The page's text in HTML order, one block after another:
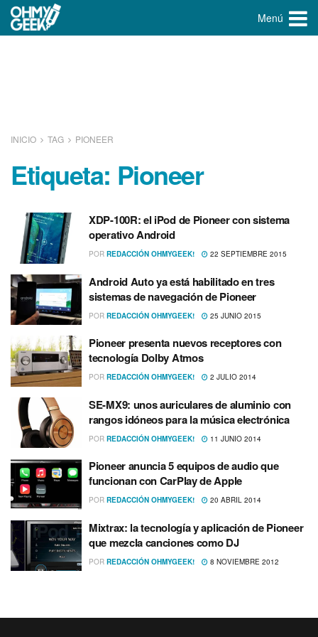
Menú
INICIO TAG PIONEER
Etiqueta: Pioneer
XDP-100R: el iPod de Pioneer con sistema
operativo Android
POR REDACCIÓN OHMYGEEK! 22 SEPTIEMBRE 2015
Android Auto ya está habilitado en tres
sistemas de navegación de Pioneer
POR REDACCIÓN OHMYGEEK! 25 JUNIO 2015
Pioneer presenta nuevos receptores con
tecnologí­a Dolby Atmos
POR REDACCIÓN OHMYGEEK! 2 JULIO 2014
SE-MX9: unos auriculares de aluminio con
rangos idóneos para la música electrónica
POR REDACCIÓN OHMYGEEK! 11 JUNIO 2014
Pioneer anuncia 5 equipos de audio que
funcionan con CarPlay de Apple
POR REDACCIÓN OHMYGEEK! 20 ABRIL 2014
Mixtrax: la tecnologí­a y aplicación de Pioneer
que mezcla canciones como DJ
POR REDACCIÓN OHMYGEEK! 8 NOVIEMBRE 2012